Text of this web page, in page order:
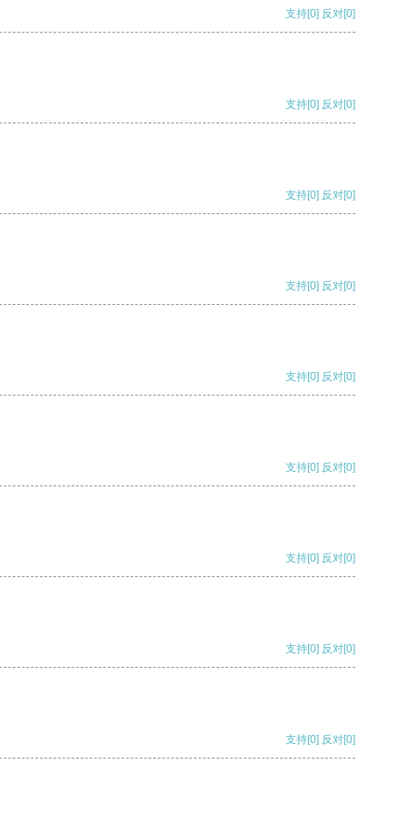
支持[0] 反对[0]
支持[0] 反对[0]
支持[0] 反对[0]
支持[0] 反对[0]
支持[0] 反对[0]
支持[0] 反对[0]
支持[0] 反对[0]
支持[0] 反对[0]
支持[0] 反对[0]